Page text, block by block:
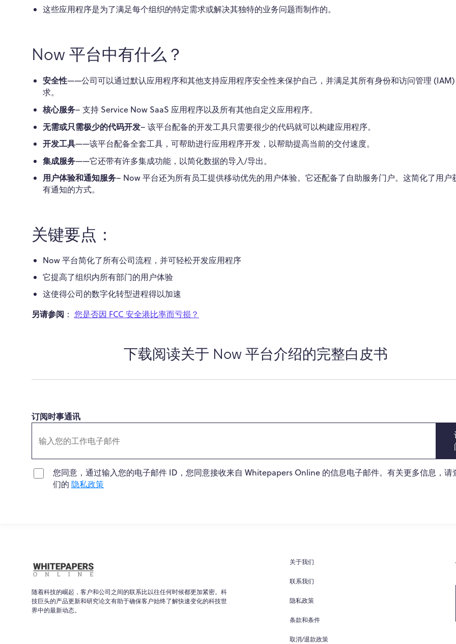
这些应用程序是为了满足每个组织的特定需求或解决其独特的业务问题而制作的。
Now 平台中有什么？
安全性——公司可以通过默认应用程序和其他支持应用程序安全性来保护自己，并满足其所有身份和访问管理
求。
核心服务– 支持 Service Now SaaS 应用程序以及所有其他自定义应用程序。
无需或只需极少的代码开发– 该平台配备的开发工具只需要很少的代码就可以构建应用程序。
开发工具——该平台配备全套工具，可帮助进行应用程序开发，以帮助提高当前的交付速度。
集成服务——它还带有许多集成功能，以简化数据的导入/导出。
用户体验和通知服务– Now 平台还为所有员工提供移动优先的用户体验。它还配备了自助服务门户。这简化了用户
有通知的方式。
关键要点：
Now 平台简化了所有公司流程，并可轻松开发应用程序
它提高了组织内所有部门的用户体验
这使得公司的数字化转型进程得以加速
另请参阅 ： 您是否因 FCC 安全港比率而亏损？
下载阅读关于 Now 平台介绍的完整白皮书
订阅时事通讯
您同意，通过输入您的电子邮件 ID，您同意接收来自 Whitepapers Online 的信息电子邮件。有关更多信息，请
们的 隐私政策
随着科技的崛起，客户和公司之间的联系比以往任何时候都更加紧密。科
技巨头的产品更新和研究论文有助于确保客户始终了解快速变化的科技世
界中的最新动态。
关于我们
联系我们
隐私政策
条款和条件
取消/退款政策